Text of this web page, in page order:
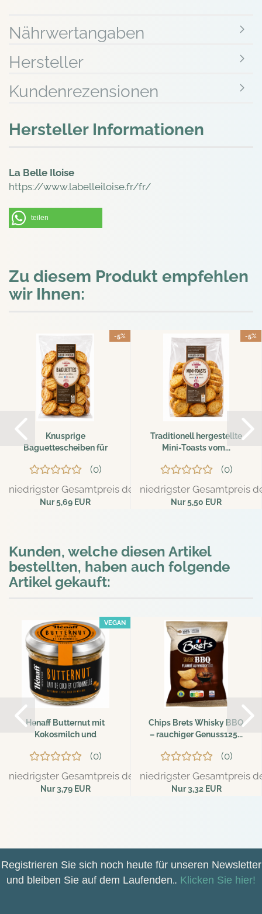
Nährwertangaben
Hersteller
Kundenrezensionen
Hersteller Informationen
La Belle Iloise
https://www.labelleiloise.fr/fr/
teilen
Zu diesem Produkt empfehlen
wir Ihnen:
-5%
Knusprige
Baguettescheiben für
0
niedrigster Gesamtpreis der letzten 30 Tage: 5,99 EUR
Nur 5,69 EUR
-5%
Traditionell hergestellte
Mini-Toasts vom...
0
niedrigster Gesamtpreis
Nur 5,50 EUR
Kunden, welche diesen Artikel
bestellten, haben auch folgende
Artikel gekauft:
VEGAN
Henaff Butternut mit
Kokosmilch und
0
niedrigster Gesamtpreis der letzten 30 Tage: 3,99 EUR
Nur 3,79 EUR
Chips Brets Whisky BBQ
– rauchiger Genuss125...
0
niedrigster Gesamtpreis
Nur 3,32 EUR
Registrieren Sie sich noch heute für unseren Newsletter
und bleiben Sie auf dem Laufenden.. Klicken Sie hier!